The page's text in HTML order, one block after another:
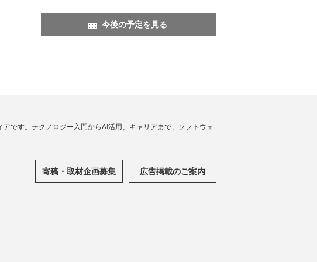
今後の予定を見る
です。テクノロジー入門からAI活用、キャリアまで、ソフトウェ
寄稿・取材企画募集 広告掲載のご案内